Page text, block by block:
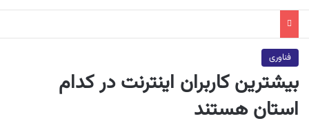
فناوری
بیشترین کاربران اینترنت در کدام
استان هستند